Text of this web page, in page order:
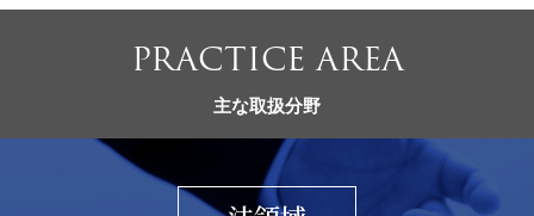
PRACTICE AREA
主な取扱分野